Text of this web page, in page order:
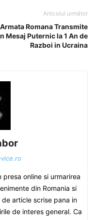
Articolul următor
Armata Romana Transmite
Mesaj Puternic la 1 An de
Razboi in Ucraina
online si urmarirea
din Romania si
article scrise pana in
de interes general. Ca